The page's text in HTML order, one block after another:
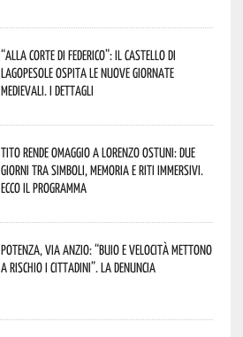
“Alla corte di Federico”: il Castello di
Lagopesole ospita le nuove Giornate
Medievali. I dettagli
Tito rende omaggio a Lorenzo Ostuni: due
giorni tra simboli, memoria e riti immersivi.
Ecco il programma
Potenza, Via Anzio: “Buio e velocità mettono
a rischio i cittadini”. La denuncia